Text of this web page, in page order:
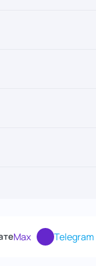
Max Telegram